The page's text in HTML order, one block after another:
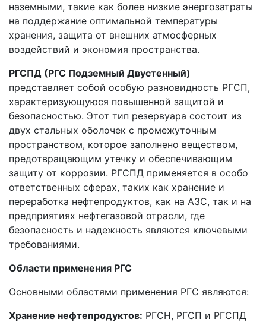
наземными, такие как более низкие энергозатраты
на поддержание оптимальной температуры
хранения, защита от внешних атмосферных
воздействий и экономия пространства.
РГСПД (РГС Подземный Двустенный)
представляет собой особую разновидность РГСП,
характеризующуюся повышенной защитой и
безопасностью. Этот тип резервуара состоит из
двух стальных оболочек с промежуточным
пространством, которое заполнено веществом,
предотвращающим утечку и обеспечивающим
защиту от коррозии. РГСПД применяется в особо
ответственных сферах, таких как хранение и
переработка нефтепродуктов, как на АЗС, так и на
предприятиях нефтегазовой отрасли, где
безопасность и надежность являются ключевыми
требованиями.
Области применения РГС
Основными областями применения РГС являются:
Хранение нефтепродуктов: РГСН, РГСП и РГСПД